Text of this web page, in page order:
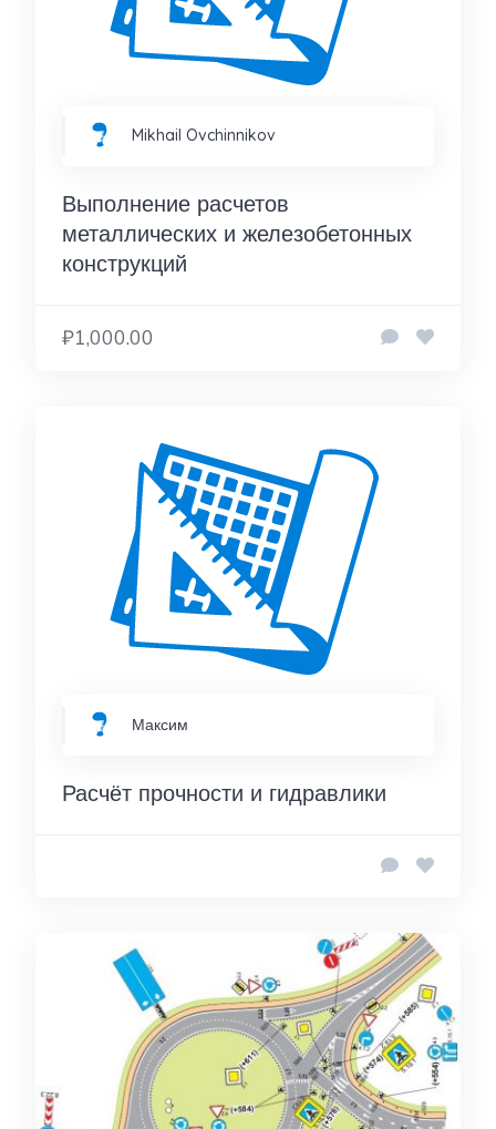
Mikhail Ovchinnikov
Выполнение расчетов
металлических и железобетонных
конструкций
₽1,000.00
Максим
Расчёт прочности и гидравлики